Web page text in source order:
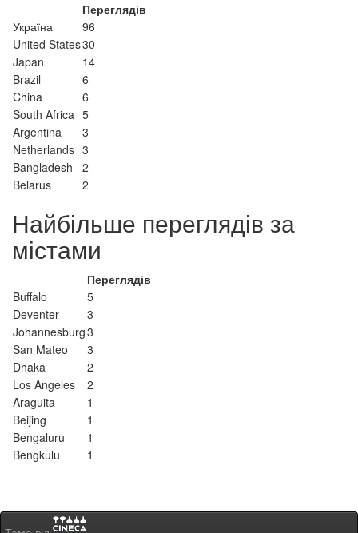
Переглядів
Україна
96
United States30
Japan
14
Brazil
6
China
6
South Africa 5
Argentina
3
Netherlands 3
Bangladesh
2
Belarus
2
Найбільше переглядів за
містами
Переглядів
Buffalo
5
Deventer
3
Johannesburg3
San Mateo
3
Dhaka
2
Los Angeles
2
Araguita
1
Beijing
1
Bengaluru
1
Bengkulu
1